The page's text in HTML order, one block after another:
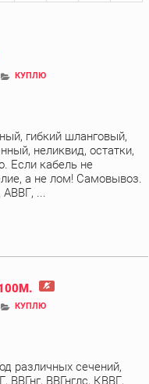
КУПЛЮ
гибкий шланговый,
неликвид, остатки,
Если кабель не
а не лом! Самовывоз.
АВВГ, ...
КУПЛЮ
различных сечений,
ВВГнглс, КВВГ,